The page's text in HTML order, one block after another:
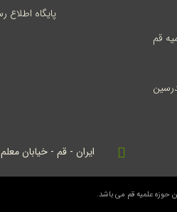
قم
پایگاه
ایران - قم - خیابان
علمیه قم می باشد.